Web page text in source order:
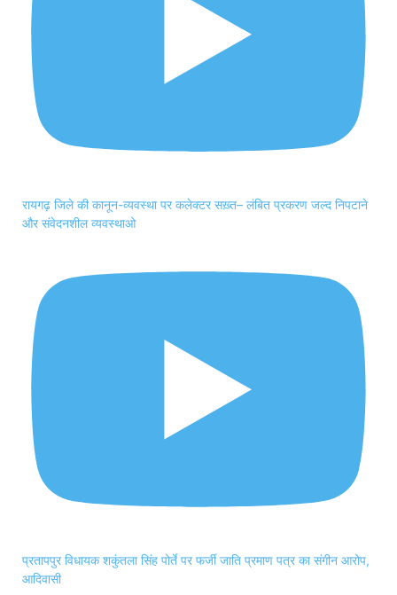
रायगढ़ जिले की कानून-व्यवस्था पर कलेक्टर सख़्त– लंबित प्रकरण जल्द निपटाने
और संवेदनशील व्यवस्थाओ
प्रतापपुर विधायक शकुंतला सिंह पोर्ते पर फर्जी जाति प्रमाण पत्र का संगीन आरोप,
आदिवासी